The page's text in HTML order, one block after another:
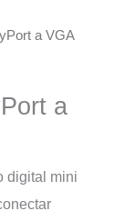
a VGA
a
digital mini